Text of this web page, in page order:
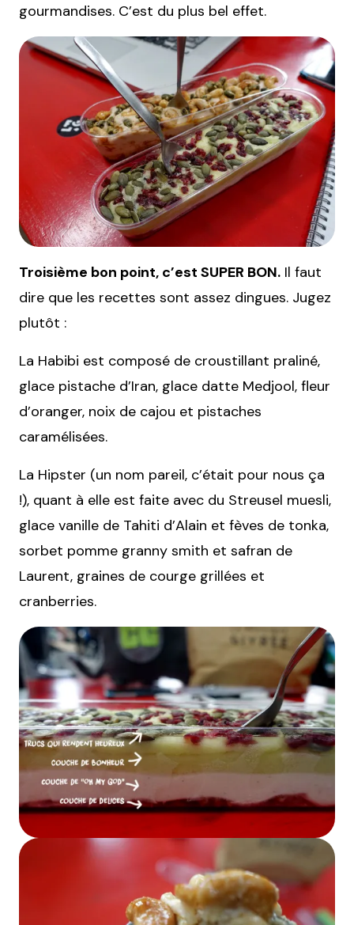
gourmandises. C’est du plus bel effet.
Troisième bon point, c’est SUPER BON. Il faut
dire que les recettes sont assez dingues. Jugez
plutôt :
La Habibi est composé de croustillant praliné,
glace pistache d’Iran, glace datte Medjool, fleur
d’oranger, noix de cajou et pistaches
caramélisées.
La Hipster (un nom pareil, c’était pour nous ça
!), quant à elle est faite avec du Streusel muesli,
glace vanille de Tahiti d’Alain et fèves de tonka,
sorbet pomme granny smith et safran de
Laurent, graines de courge grillées et
cranberries.